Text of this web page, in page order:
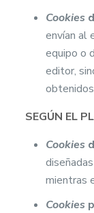
Cookies
envían al
equipo o
editor,
SEGÚN EL
Cookies
mientras
Cookies